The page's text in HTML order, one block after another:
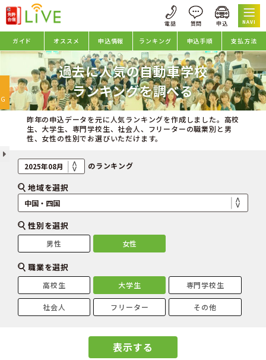
NAVI
ガイド オススメ 申込情報 ランキング 申込手順 支払方法
過去に人気の自動車学校
ランキングを調べる
昨年の申込データを元に人気ランキングを作成しました。高校
生、大学生、専門学校生、社会人、フリーターの職業別と男
性、女性の性別でお選びいただけます。
のランキング
地域を選択
性別を選択
男性 女性
職業を選択
高校生 大学生 専門学校生
社会人 フリーター その他
表示する